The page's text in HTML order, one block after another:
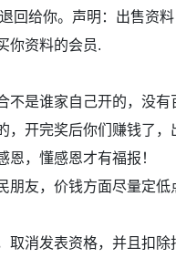
回给你。声明：出售资
你资料的会员.
是谁家自己开的，没
开完奖后你们赚钱了
，懂感恩才有福报！
友，价钱方面尽量定
消发表资格，并且扣